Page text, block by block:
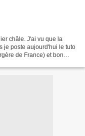
châle. J'ai vu que la
je poste aujourd'hui le tuto
de France) et bon